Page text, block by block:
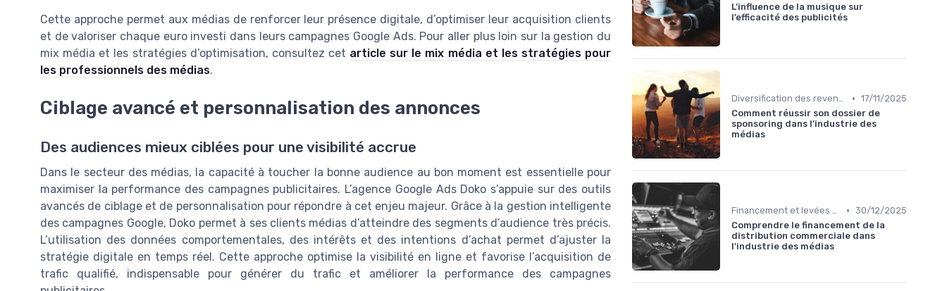
Cette approche permet aux médias de renforcer leur présence digitale, d’optimiser leur acquisition clients
et de valoriser chaque euro investi dans leurs campagnes Google Ads. Pour aller plus loin sur la gestion du
mix média et les stratégies d’optimisation, consultez cet article sur le mix média et les stratégies pour
les professionnels des médias.
Ciblage avancé et personnalisation des annonces
Des audiences mieux ciblées pour une visibilité accrue
Dans le secteur des médias, la capacité à toucher la bonne audience au bon moment est essentielle pour
maximiser la performance des campagnes publicitaires. L’agence Google Ads Doko s’appuie sur des outils
avancés de ciblage et de personnalisation pour répondre à cet enjeu majeur. Grâce à la gestion intelligente
des campagnes Google, Doko permet à ses clients médias d’atteindre des segments d’audience très précis.
L’utilisation des données comportementales, des intérêts et des intentions d’achat permet d’ajuster la
stratégie digitale en temps réel. Cette approche optimise la visibilité en ligne et favorise l’acquisition de
trafic qualifié, indispensable pour générer du trafic et améliorer la performance des campagnes
L’influence de la musique sur
l’efficacité des publicités
Diversification des revenus • 17/11/2025
Comment réussir son dossier de
sponsoring dans l’industrie des
médias
Financement et levées de fonds • 30/12/2025
Comprendre le financement de la
distribution commerciale dans
l'industrie des médias